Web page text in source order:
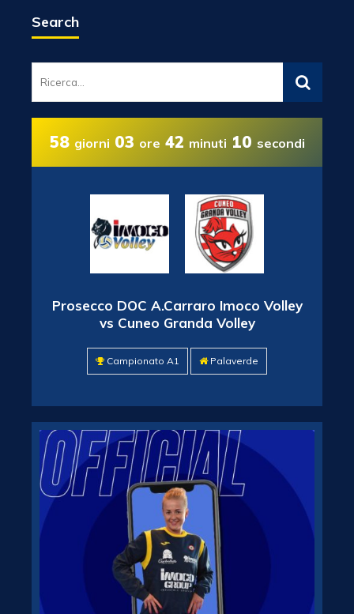
Search
58 giorni 03 ore 42 minuti 09 secondi
Prosecco DOC A.Carraro Imoco Volley
vs Cuneo Granda Volley
Campionato A1 Palaverde